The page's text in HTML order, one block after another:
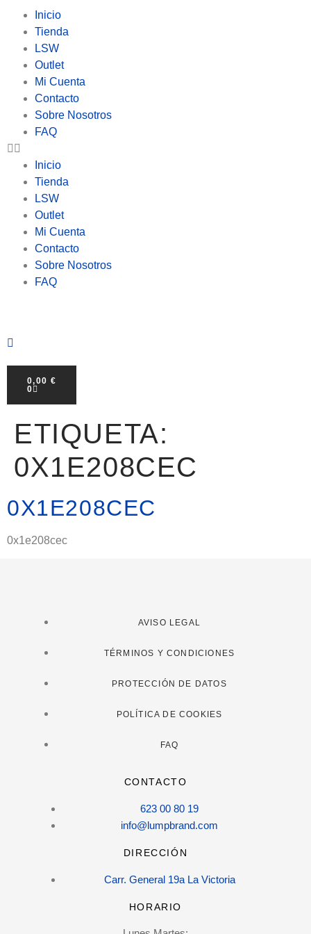
Inicio
Tienda
LSW
Outlet
Mi Cuenta
Contacto
Sobre Nosotros
FAQ
Inicio
Tienda
LSW
Outlet
Mi Cuenta
Contacto
Sobre Nosotros
FAQ
0,00 €
0
ETIQUETA:
0X1E208CEC
0X1E208CEC
0x1e208cec
AVISO LEGAL
TÉRMINOS Y CONDICIONES
PROTECCIÓN DE DATOS
POLÍTICA DE COOKIES
FAQ
CONTACTO
623 00 80 19
info@lumpbrand.com
DIRECCIÓN
Carr. General 19a La Victoria
HORARIO